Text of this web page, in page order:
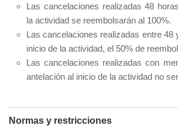
Las cancelaciones realizadas 48
la actividad se reembolsarán al 100%.
Las cancelaciones realizadas entre 48
inicio de la actividad, el 50% de
Las cancelaciones realizadas con
antelación al inicio de la actividad no
Normas y restricciones